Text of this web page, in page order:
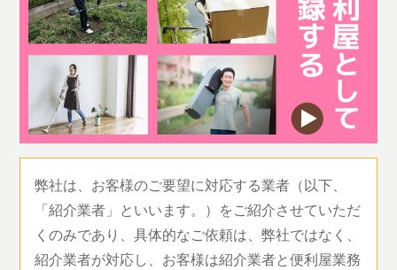
弊社は、お客様のご要望に対応する業者（以下、
「紹介業者」といいます。）をご紹介させていただ
くのみであり、具体的なご依頼は、弊社ではなく、
紹介業者が対応し、お客様は紹介業者と便利屋業務